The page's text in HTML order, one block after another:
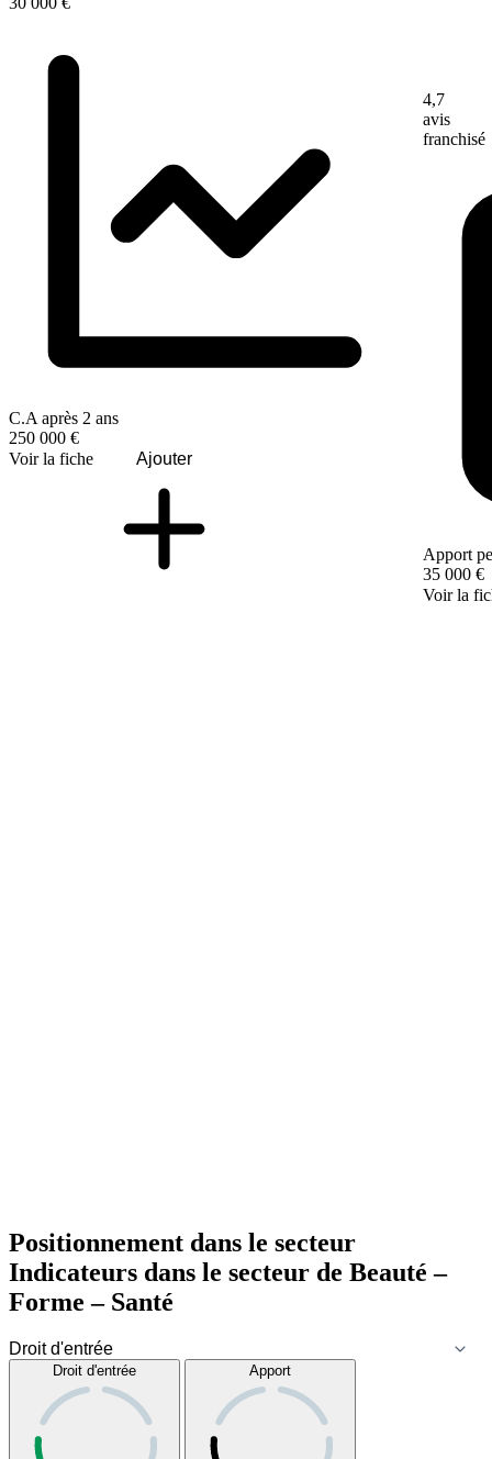
C.A après 2 ans
250 000 €
Voir la fiche
Ajouter
4,7
avis
franchisé
Apport
35 000 €
Voir la
Positionnement dans le secteur
Indicateurs dans le secteur de Beauté –
Forme – Santé
Droit d'entrée Apport